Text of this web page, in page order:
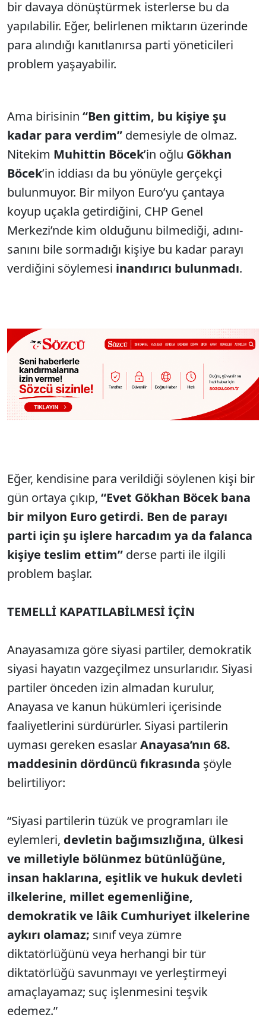
bir davaya dönüştürmek isterlerse bu da
yapılabilir. Eğer, belirlenen miktarın üzerinde
para alındığı kanıtlanırsa parti yöneticileri
problem yaşayabilir.
Ama birisinin “Ben gittim, bu kişiye şu
kadar para verdim” demesiyle de olmaz.
Nitekim Muhittin Böcek’in oğlu Gökhan
Böcek’in iddiası da bu yönüyle gerçekçi
bulunmuyor. Bir milyon Euro’yu çantaya
koyup uçakla getirdiğini, CHP Genel
Merkezi’nde kim olduğunu bilmediği, adını-
sanını bile sormadığı kişiye bu kadar parayı
verdiğini söylemesi inandırıcı bulunmadı.
Eğer, kendisine para verildiği söylenen kişi bir
gün ortaya çıkıp, “Evet Gökhan Böcek bana
bir milyon Euro getirdi. Ben de parayı
parti için şu işlere harcadım ya da falanca
kişiye teslim ettim” derse parti ile ilgili
problem başlar.
TEMELLİ KAPATILABİLMESİ İÇİN
Anayasamıza göre siyasi partiler, demokratik
siyasi hayatın vazgeçilmez unsurlarıdır. Siyasi
partiler önceden izin almadan kurulur,
Anayasa ve kanun hükümleri içerisinde
faaliyetlerini sürdürürler. Siyasi partilerin
uyması gereken esaslarAnayasa’nın 68.
maddesinin dördüncü fıkrasında şöyle
belirtiliyor:
“Siyasi partilerin tüzük ve programları ile
eylemleri, devletin bağımsızlığına, ülkesi
ve milletiyle bölünmez bütünlüğüne,
insan haklarına, eşitlik ve hukuk devleti
ilkelerine, millet egemenliğine,
demokratik ve lâik Cumhuriyet ilkelerine
aykırı olamaz; sınıf veya zümre
diktatörlüğünü veya herhangi bir tür
diktatörlüğü savunmayı ve yerleştirmeyi
amaçlayamaz; suç işlenmesini teşvik
edemez.”